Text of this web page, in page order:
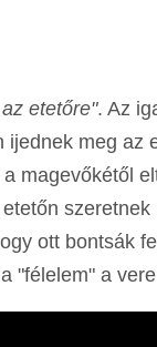
etetőre". Az
ijednek meg az
magevőkétől
szeretnek
ott bontsák
"félelem" a